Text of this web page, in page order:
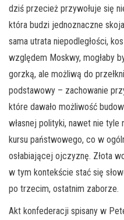
dziś przecież przywołuje się
która budzi jednoznaczne
sama utrata niepodległości,
względem Moskwy, mogłaby
gorzką, ale możliwą do
podstawowy – zachowanie
które dawało możliwość
własnej polityki, nawet nie
kursu państwowego, co w
osłabiającej ojczyznę. Złota
w tym kontekście stać się
po trzecim, ostatnim zaborze.
Akt konfederacji spisany w